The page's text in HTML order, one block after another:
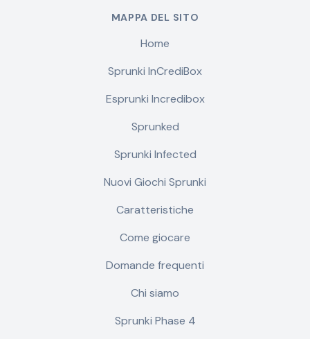
MAPPA DEL SITO
Home
Sprunki InCrediBox
Esprunki Incredibox
Sprunked
Sprunki Infected
Nuovi Giochi Sprunki
Caratteristiche
Come giocare
Domande frequenti
Chi siamo
Sprunki Phase 4